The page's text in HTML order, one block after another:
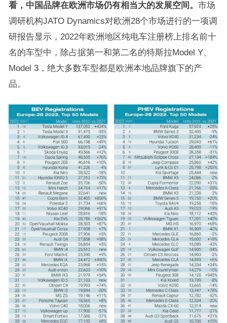
看，中国品牌在欧洲市场仍有相当大的发展空间。 市场
调研机构JATO Dynamics对欧洲28个市场进行的一项调
研报告显示，2022年欧洲地区纯电车注册榜上排名前十
名的车型中，除占据第一和第二名的特斯拉Model Y、
Model 3，绝大多数车型都是欧洲本地品牌旗下的产
品。